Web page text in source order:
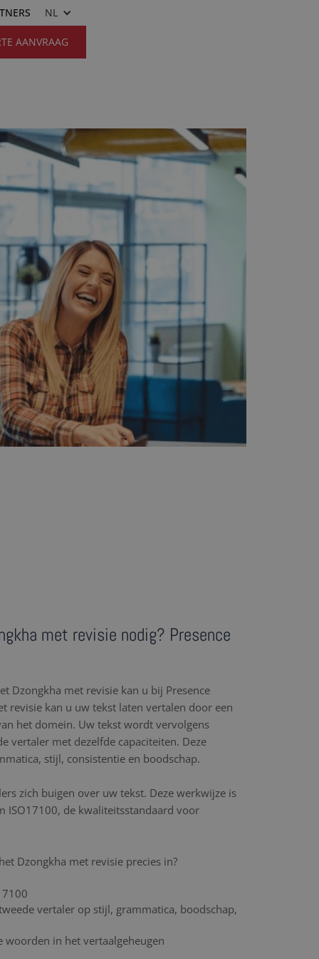
NL
AANVRAAG
met revisie nodig? Presence
Dzongkha met revisie kan u bij Presence
revisie kan u uw tekst laten vertalen door een
het domein. Uw tekst wordt vervolgens
vertaler met dezelfde capaciteiten. Deze
stijl, consistentie en boodschap.
zich buigen over uw tekst. Deze werkwijze is
ISO17100, de kwaliteitsstandaard voor
Dzongkha met revisie precies in?
vertaler op stijl, grammatica, boodschap,
woorden in het vertaalgeheugen